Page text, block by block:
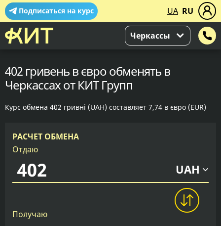
Подписаться на курс UA RU
Черкассы
402 гривень в євро обменять в
Черкассах от КИТ Групп
Курс обмена 402 гривні (UAH) составляет 7,74 в євро (EUR)
РАСЧЕТ ОБМЕНА
Отдаю
UAH
Получаю